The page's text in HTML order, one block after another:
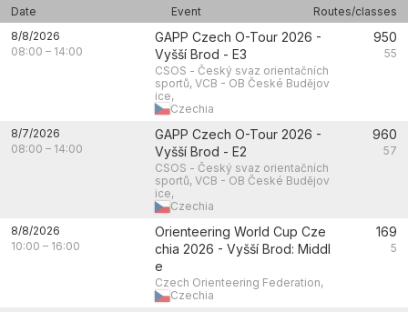
Date Event
Routes/classes
8/8/2026
08:00 – 14:00
GAPP Czech O-Tour 2026 -
Vyšší Brod - E3
CSOS - Český svaz orientačních
sportů, VCB - OB České Budějov
ice,
Czechia
950
55
8/7/2026
08:00 – 14:00
GAPP Czech O-Tour 2026 -
Vyšší Brod - E2
CSOS - Český svaz orientačních
sportů, VCB - OB České Budějov
ice,
Czechia
960
57
8/8/2026
10:00 – 16:00
Orienteering World Cup Cze
chia 2026 - Vyšší Brod: Middl
e
Czech Orienteering Federation,
Czechia
169
5